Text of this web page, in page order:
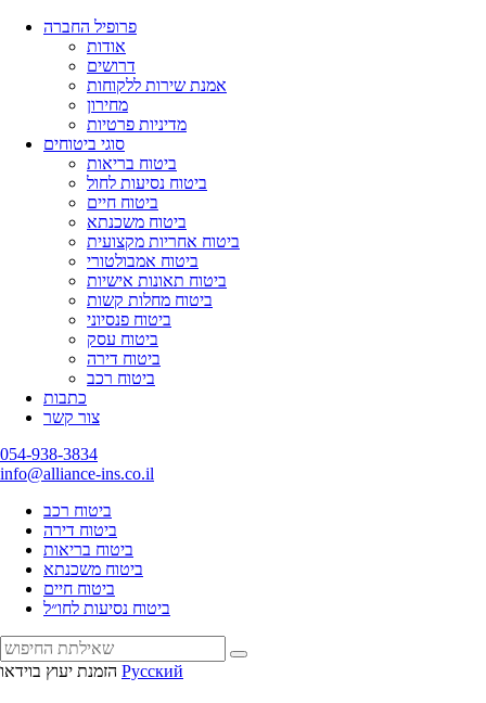
פרופיל החברה
אודות
דרושים
אמנת שירות ללקוחות
מחירון
מדיניות פרטיות
סוגי ביטוחים
ביטוח בריאות
ביטוח נסיעות לחול
ביטוח חיים
ביטוח משכנתא
ביטוח אחריות מקצועית
ביטוח אמבולטורי
ביטוח תאונות אישיות
ביטוח מחלות קשות
ביטוח פנסיוני
ביטוח עסק
ביטוח דירה
ביטוח רכב
כתבות
צור קשר
054-938-3834
info@alliance-ins.co.il
ביטוח רכב
ביטוח דירה
ביטוח בריאות
ביטוח משכנתא
ביטוח חיים
ביטוח נסיעות לחו״ל
הזמנת יעוץ בוידאו Русский